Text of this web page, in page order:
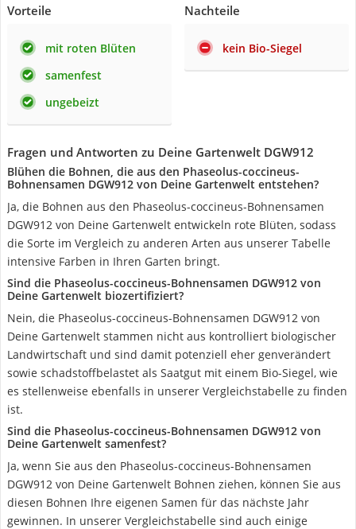
Vorteile
mit roten Blüten
samenfest
ungebeizt
Nachteile
kein Bio-Siegel
Fragen und Antworten zu Deine Gartenwelt DGW912
Blühen die Bohnen, die aus den Phaseolus-coccineus-
Bohnensamen DGW912 von Deine Gartenwelt entstehen?
Ja, die Bohnen aus den Phaseolus-coccineus-Bohnensamen
DGW912 von Deine Gartenwelt entwickeln rote Blüten, sodass
die Sorte im Vergleich zu anderen Arten aus unserer Tabelle
intensive Farben in Ihren Garten bringt.
Sind die Phaseolus-coccineus-Bohnensamen DGW912 von
Deine Gartenwelt biozertifiziert?
Nein, die Phaseolus-coccineus-Bohnensamen DGW912 von
Deine Gartenwelt stammen nicht aus kontrolliert biologischer
Landwirtschaft und sind damit potenziell eher genverändert
sowie schadstoffbelastet als Saatgut mit einem Bio-Siegel, wie
es stellenweise ebenfalls in unserer Vergleichstabelle zu finden
ist.
Sind die Phaseolus-coccineus-Bohnensamen DGW912 von
Deine Gartenwelt samenfest?
Ja, wenn Sie aus den Phaseolus-coccineus-Bohnensamen
DGW912 von Deine Gartenwelt Bohnen ziehen, können Sie aus
diesen Bohnen Ihre eigenen Samen für das nächste Jahr
gewinnen. In unserer Vergleichstabelle sind auch einige